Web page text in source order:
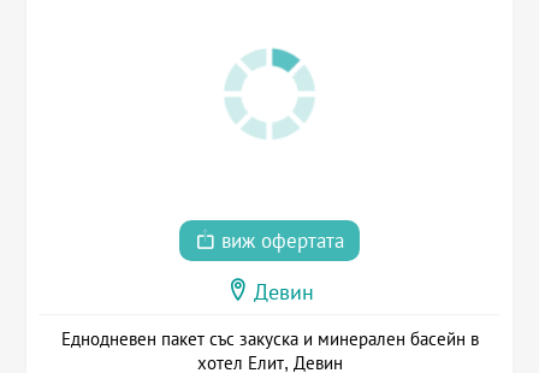
виж офертата
Девин
Еднодневен пакет със закуска и минерален басейн в
хотел Елит, Девин